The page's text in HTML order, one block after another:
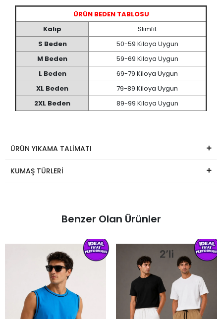
ÜRÜN BEDEN TABLOSU
Kalıp
Slimfıt
S Beden
50-59 Kiloya Uygun
M Beden
59-69 Kiloya Uygun
L Beden
69-79 Kiloya Uygun
XL Beden
79-89 Kiloya Uygun
2XL Beden
89-99 Kiloya Uygun
ÜRÜN YIKAMA TALİMATI
KUMAŞ TÜRLERİ
Benzer Olan Ürünler